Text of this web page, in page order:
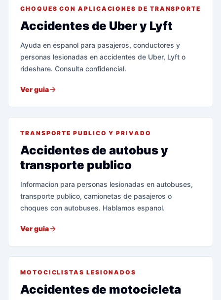
CHOQUES CON APLICACIONES DE TRANSPORTE
Accidentes de Uber y Lyft
Ayuda en espanol para pasajeros, conductores y
personas lesionadas en accidentes de Uber, Lyft o
rideshare. Consulta confidencial.
Ver guia
TRANSPORTE PUBLICO Y PRIVADO
Accidentes de autobus y
transporte publico
Informacion para personas lesionadas en autobuses,
transporte publico, camionetas de pasajeros o
choques con autobuses. Hablamos espanol.
Ver guia
MOTOCICLISTAS LESIONADOS
Accidentes de motocicleta